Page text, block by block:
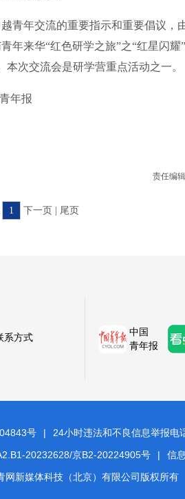
年交流的重要指示和重要倡议，
年来华“红色研学之旅”之“红星闪耀
次交流会是研学营重点活动之一。
年报
责任编
1 下一页 | 尾页
系方式
中国
青年报
号 |
24小时违法和不良信息举报电
20232628/京B2-20224905号 |
信
新媒体科技（北京）有限公司版权所有